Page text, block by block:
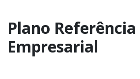
Plano Referência
Empresarial